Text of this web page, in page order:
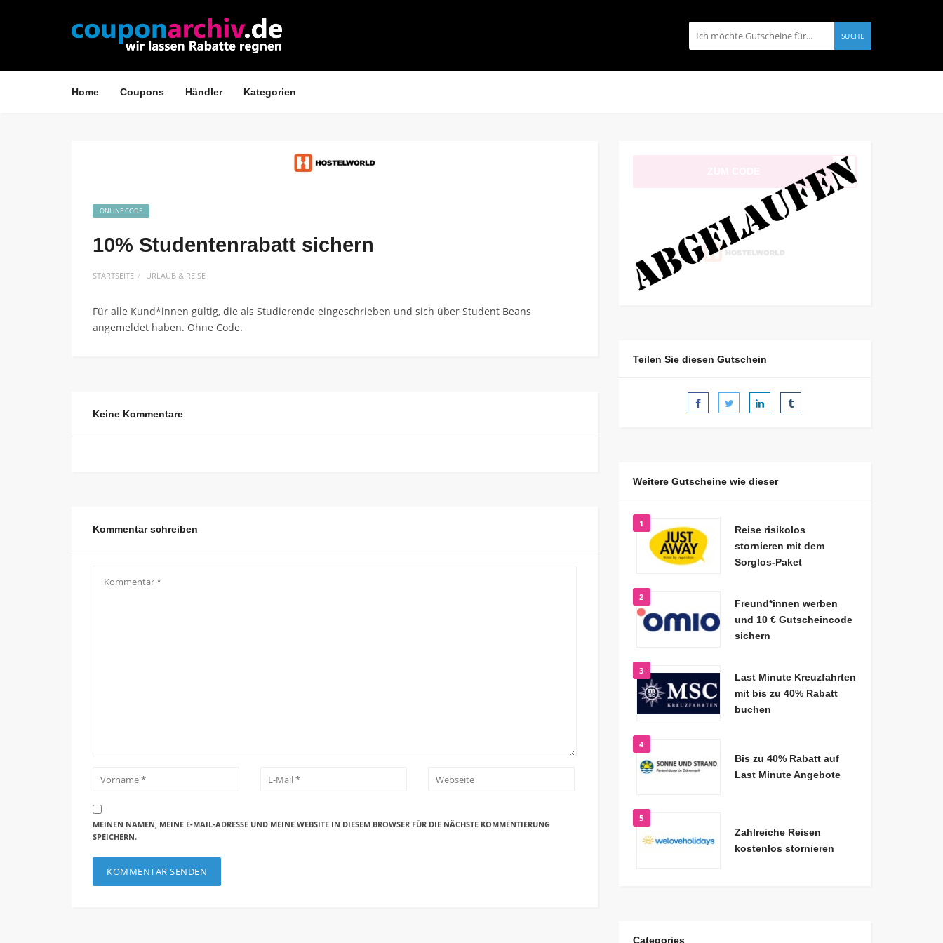
SUCHE
Home Coupons Händler Kategorien
ONLINE CODE
10% Studentenrabatt sichern
STARTSEITE URLAUB & REISE
Für alle Kund*innen gültig, die als Studierende eingeschrieben und sich über Student Beans
angemeldet haben. Ohne Code.
Keine Kommentare
Kommentar schreiben
MEINEN NAMEN, MEINE E-MAIL-ADRESSE UND MEINE WEBSITE IN DIESEM BROWSER FÜR DIE NÄCHSTE KOMMENTIERUNG
SPEICHERN.
Teilen Sie diesen Gutschein
Weitere Gutscheine wie dieser
1
Reise risikolos
stornieren mit dem
Sorglos-Paket
2
Freund*innen werben
und 10 € Gutscheincode
sichern
3
Last Minute Kreuzfahrten
mit bis zu 40% Rabatt
buchen
4
Bis zu 40% Rabatt auf
Last Minute Angebote
5
Zahlreiche Reisen
kostenlos stornieren
Categories